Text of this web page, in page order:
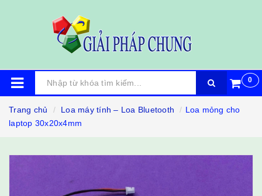
0
Trang chủ Loa máy tính – Loa Bluetooth
Loa mỏng cho
laptop 30x20x4mm